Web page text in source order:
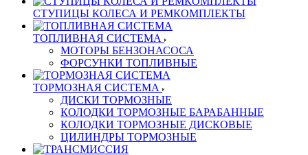
СТУПИЦЫ КОЛЕСА И РЕМКОМПЛЕКТЫ
ТОПЛИВНАЯ СИСТЕМА
МОТОРЫ БЕНЗОНАСОСА
ФОРСУНКИ ТОПЛИВНЫЕ
ТОРМОЗНАЯ СИСТЕМА
ДИСКИ ТОРМОЗНЫЕ
КОЛОДКИ ТОРМОЗНЫЕ БАРАБАННЫЕ
КОЛОДКИ ТОРМОЗНЫЕ ДИСКОВЫЕ
ЦИЛИНДРЫ ТОРМОЗНЫЕ